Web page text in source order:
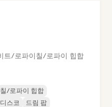
트/로파이칠/로파이 힙합
칠/로파이 힙합
디스코
드림 팝